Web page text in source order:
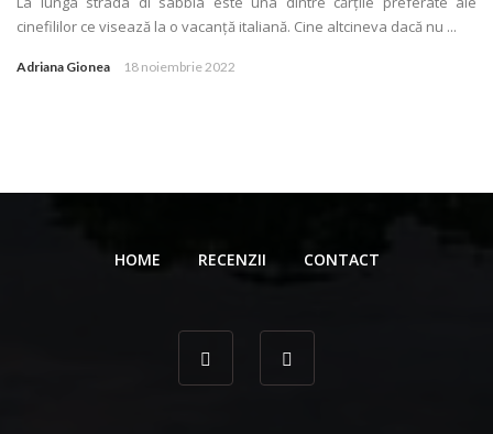
cinefililor ce visează la o vacanţă italiană. Cine altcineva dacă nu ...
Adriana Gionea 18 noiembrie 2022
HOME RECENZII CONTACT